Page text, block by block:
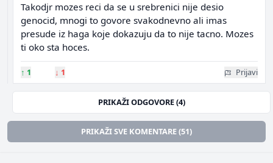
Takodjr mozes reci da se u srebrenici nije desio
genocid, mnogi to govore svakodnevno ali imas
presude iz haga koje dokazuju da to nije tacno. Mozes
ti oko sta hoces.
↑ 1 ↓ 1 Prijavi
PRIKAŽI ODGOVORE (4)
PRIKAŽI SVE KOMENTARE (51)